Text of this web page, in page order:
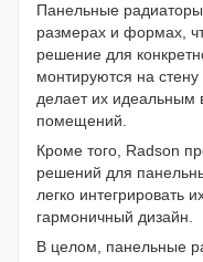
Панельные
размерах и формах,
решение для
монтируются на
делает их
помещений.
Кроме того, Radson
решений для
легко интегрировать
гармоничный дизайн.
В целом, панельные